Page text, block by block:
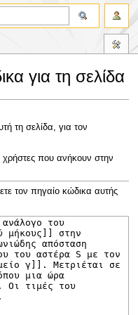
για τη σελίδα
τη σελίδα, για τον
χρήστες που ανήκουν στην
τον πηγαίο κώδικα αυτής